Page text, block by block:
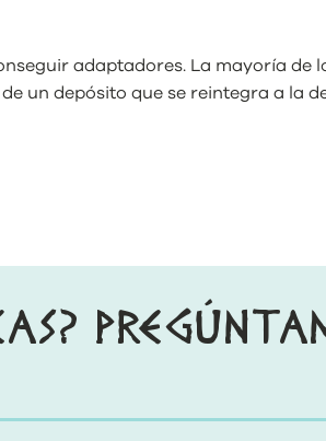
adaptadores. La mayoría de
un depósito que se reintegra a la